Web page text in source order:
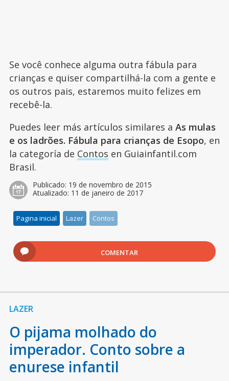
Se você conhece alguma outra fábula para
crianças e quiser compartilhá-la com a gente e
os outros pais, estaremos muito felizes em
recebê-la.
Puedes leer más artículos similares a As mulas
e os ladrões. Fábula para crianças de Esopo, en
la categoría de Contos en Guiainfantil.com
Brasil.
Publicado: 19 de novembro de 2015
Atualizado: 11 de janeiro de 2017
Pagina inicial Lazer Contos
COMENTAR
LAZER
O pijama molhado do
imperador. Conto sobre a
enurese infantil